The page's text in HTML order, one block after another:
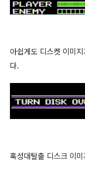
아쉽게도 디스켓 이미
다.
혹성대탈출 디스크 이